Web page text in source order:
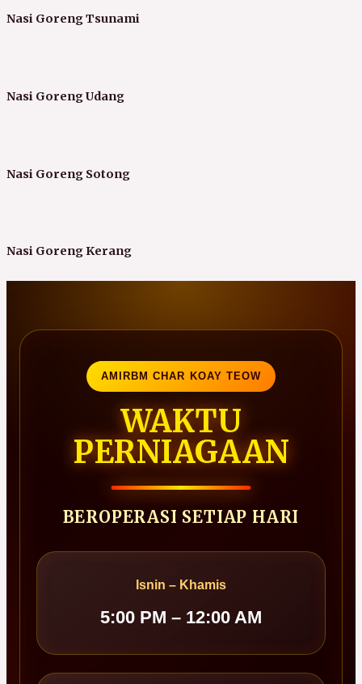
Nasi Goreng Tsunami
Nasi Goreng Udang
Nasi Goreng Sotong
Nasi Goreng Kerang
AMIRBM CHAR KOAY TEOW
WAKTU
PERNIAGAAN
BEROPERASI SETIAP HARI
Isnin – Khamis
5:00 PM – 12:00 AM